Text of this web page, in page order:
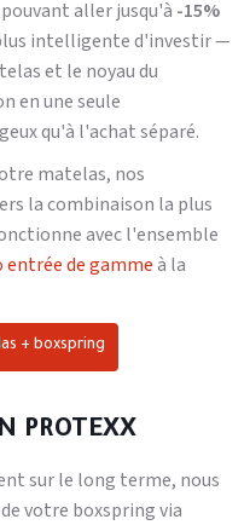
aller jusqu'à -15%
intelligente d'investir —
et le noyau du
en une seule
qu'à l'achat séparé.
matelas, nos
la combinaison la plus
avec l'ensemble
entrée de gammeà la
+ boxspring
PROTEXX
sur le long terme, nous
votre boxspring via